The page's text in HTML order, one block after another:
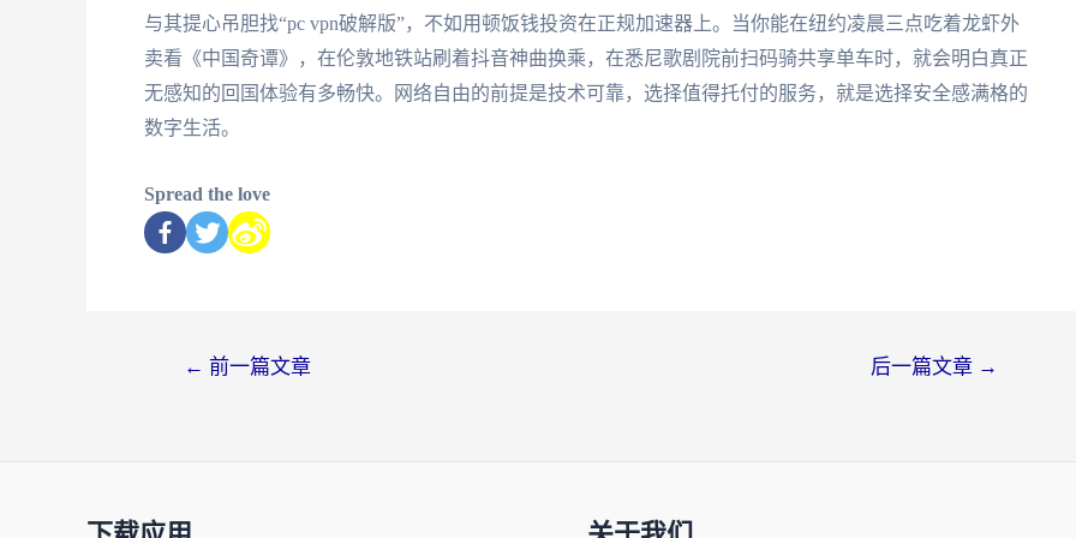
与其提心吊胆找“pc vpn破解版”，不如用顿饭钱投资在正规加速器上。当你能在纽约凌晨三点吃着龙虾外
卖看《中国奇谭》，在伦敦地铁站刷着抖音神曲换乘，在悉尼歌剧院前扫码骑共享单车时，就会明白真正
无感知的回国体验有多畅快。网络自由的前提是技术可靠，选择值得托付的服务，就是选择安全感满格的
数字生活。
Spread the love
← 前一篇文章 后一篇文章 →